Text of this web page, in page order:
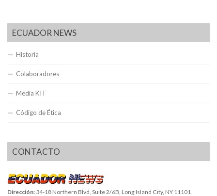
ECUADOR NEWS
Historia
Colaboradores
Media KIT
Código de Ética
CONTACTO
Dirección: 34-18 Northern Blvd, Suite 2/6B, Long Island City, NY 11101